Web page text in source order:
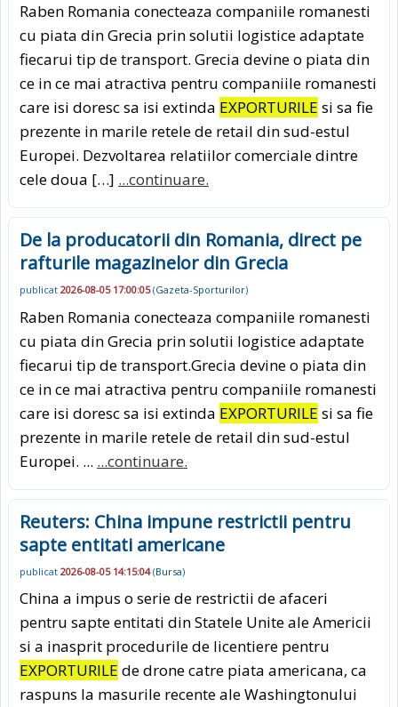
Raben Romania conecteaza companiile romanesti
cu piata din Grecia prin solutii logistice adaptate
fiecarui tip de transport. Grecia devine o piata din
ce in ce mai atractiva pentru companiile romanesti
care isi doresc sa isi extinda EXPORTURILE si sa fie
prezente in marile retele de retail din sud-estul
Europei. Dezvoltarea relatiilor comerciale dintre
cele doua […] ...continuare.
De la producatorii din Romania, direct pe
rafturile magazinelor din Grecia
publicat 2026-08-05 17:00:05(Gazeta-Sporturilor)
Raben Romania conecteaza companiile romanesti
cu piata din Grecia prin solutii logistice adaptate
fiecarui tip de transport.Grecia devine o piata din
ce in ce mai atractiva pentru companiile romanesti
care isi doresc sa isi extinda EXPORTURILE si sa fie
prezente in marile retele de retail din sud-estul
Europei. ... ...continuare.
Reuters: China impune restrictii pentru
sapte entitati americane
publicat 2026-08-05 14:15:04(Bursa)
China a impus o serie de restrictii de afaceri
pentru sapte entitati din Statele Unite ale Americii
si a inasprit procedurile de licentiere pentru
EXPORTURILE de drone catre piata americana, ca
raspuns la masurile recente ale Washingtonului